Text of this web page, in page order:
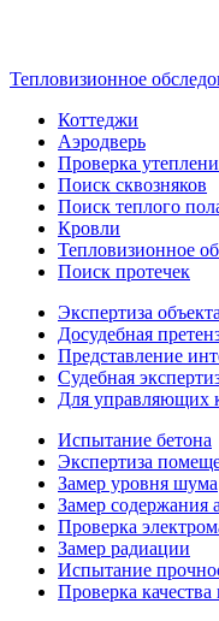
Тепловизионное
Коттеджи
Аэродверь
Проверка
Поиск сквозняков
Поиск теплого
Кровли
Тепловизионное
Поиск протечек
Экспертиза объекта
Досудебная
Представление
Судебная
Для управляющих
Испытание бетона
Экспертиза
Замер уровня шума
Замер содержания
Проверка
Замер радиации
Испытание
Проверка